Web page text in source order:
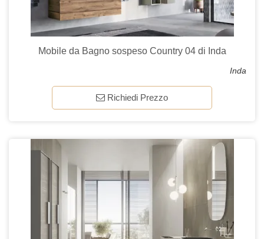
Mobile da Bagno sospeso Country 04 di Inda
Inda
Richiedi Prezzo